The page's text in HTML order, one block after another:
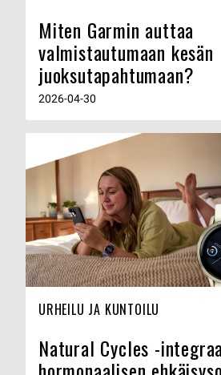
Miten Garmin auttaa
valmistautumaan kesän
juoksutapahtumaan?
2026-04-30
URHEILU JA KUNTOILU
Natural Cycles -